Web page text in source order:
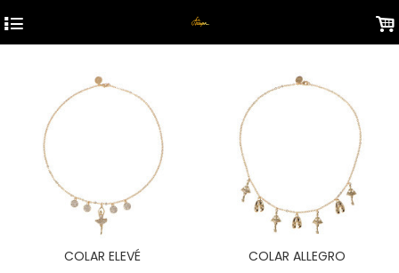
4 .
COLAR ELEVÉ COLAR ALLEGRO